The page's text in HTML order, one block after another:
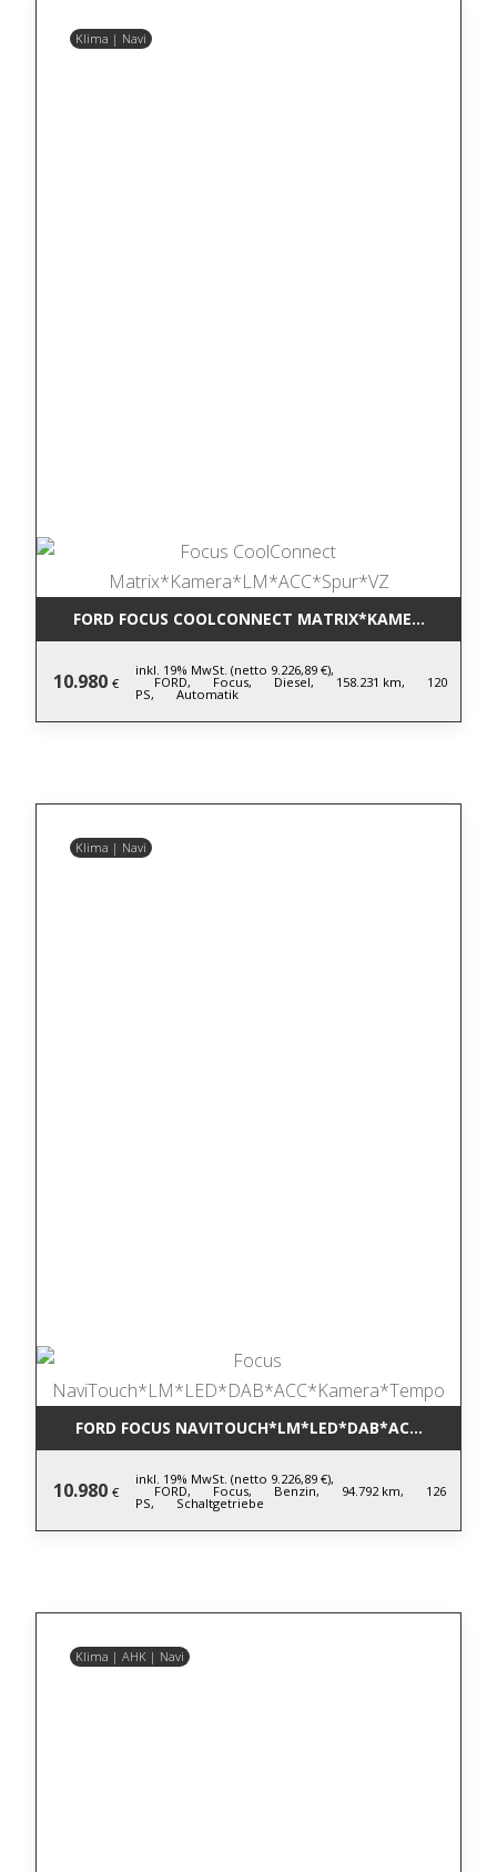
Klima | Navi
FORD FOCUS COOLCONNECT
10.980 €
inkl. 19% MwSt. (netto 9.226,89 €),
FORD, Focus, Diesel, 158.231 km, 120
PS, Automatik
Klima | Navi
FORD FOCUS
10.980 €
inkl. 19% MwSt. (netto 9.226,89 €),
FORD, Focus, Benzin, 94.792 km, 126
PS, Schaltgetriebe
Klima | AHK | Navi